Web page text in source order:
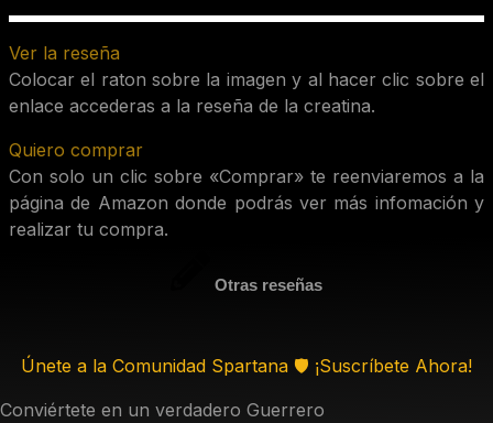
Ver la reseña
Colocar el raton sobre la imagen y al hacer clic sobre el
enlace accederas a la reseña de la creatina.
Quiero comprar
Con solo un clic sobre «Comprar» te reenviaremos a la
página de Amazon donde podrás ver más infomación y
realizar tu compra.
Otras reseñas
Únete a la Comunidad Spartana 🛡️ ¡Suscríbete Ahora!
Conviértete en un verdadero Guerrero